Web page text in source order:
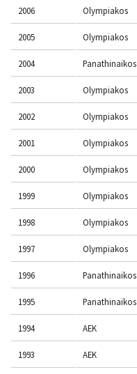
2006 Olympiakos
2005 Olympiakos
2004 Panathinaikos
2003 Olympiakos
2002 Olympiakos
2001 Olympiakos
2000 Olympiakos
1999 Olympiakos
1998 Olympiakos
1997 Olympiakos
1996 Panathinaikos
1995 Panathinaikos
1994 AEK
1993 AEK